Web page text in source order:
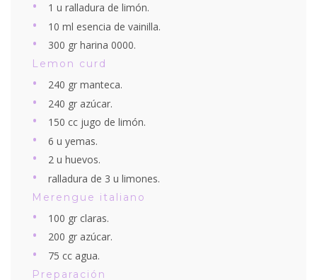
1 u ralladura de limón.
10 ml esencia de vainilla.
300 gr harina 0000.
Lemon curd
240 gr manteca.
240 gr azúcar.
150 cc jugo de limón.
6 u yemas.
2 u huevos.
ralladura de 3 u limones.
Merengue italiano
100 gr claras.
200 gr azúcar.
75 cc agua.
Preparación